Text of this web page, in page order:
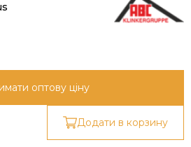
оптову ціну
Додати в корзину